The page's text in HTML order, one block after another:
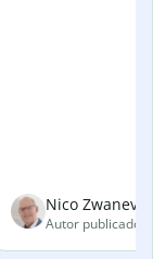
Nico
Autor publicado